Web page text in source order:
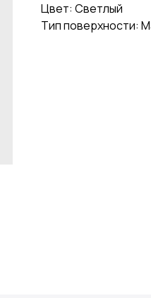
Цвет: Светлый
Тип поверхности: